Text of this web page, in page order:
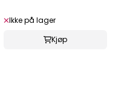
Ikke på lager
Kjøp